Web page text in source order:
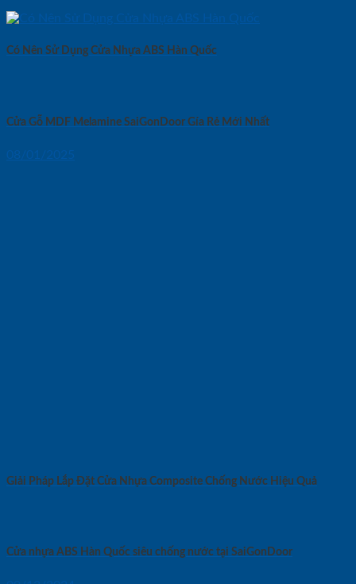
Có Nên Sử Dụng Cửa Nhựa ABS Hàn Quốc
Cửa Gỗ MDF Melamine SaiGonDoor Gía Rẻ Mới Nhất
08/01/2025
Giải Pháp Lắp Đặt Cửa Nhựa Composite Chống Nước Hiệu Quả
Cửa nhựa ABS Hàn Quốc siêu chống nước tại SaiGonDoor